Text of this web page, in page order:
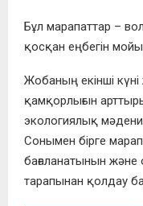
Бұл марапаттар –
қосқан еңбегін
Жобаның екінші
қамқорлығын
экологиялық
Сонымен бірге
бағаланатынын
тарапынан қолдау